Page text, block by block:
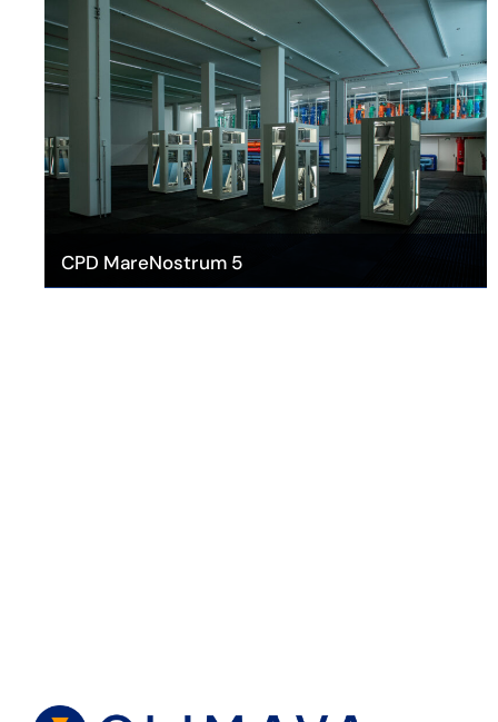
CPD MareNostrum 5